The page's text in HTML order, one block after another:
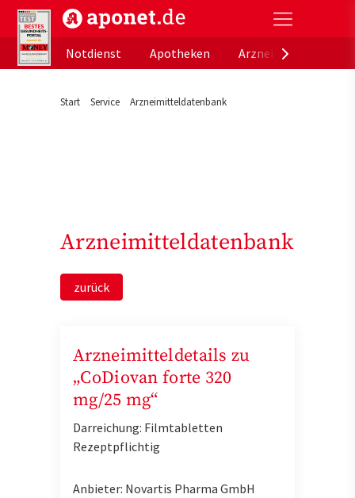
aponet.de - Das offizielle Gesundheitsportal der
Notdienst
Apotheken
Start Service Arzneimitteldatenbank
Arzneimitteldatenbank
zurück
Arzneimitteldetails zu
„CoDiovan forte 320
mg/25 mg“
Darreichung: Filmtabletten
Rezeptpflichtig
Anbieter: Novartis Pharma GmbH